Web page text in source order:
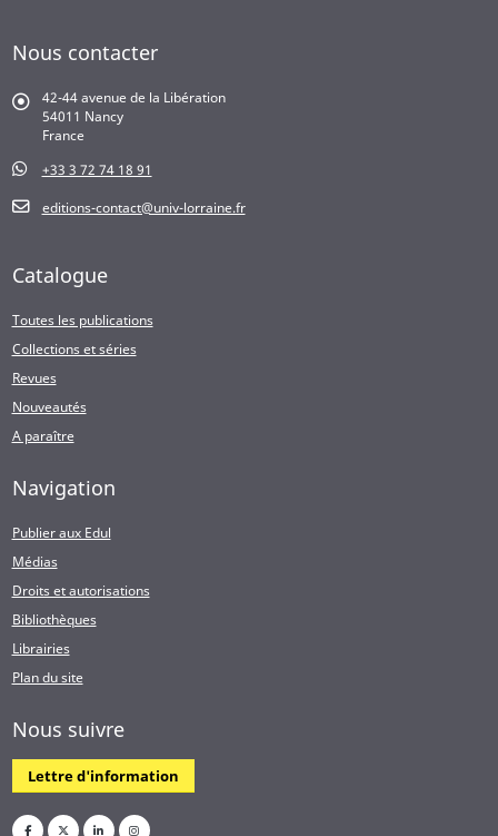
Nous contacter
42-44 avenue de la Libération
54011 Nancy
France
+33 3 72 74 18 91
editions-contact@univ-lorraine.fr
Catalogue
Toutes les publications
Collections et séries
Revues
Nouveautés
A paraître
Navigation
Publier aux Edul
Médias
Droits et autorisations
Bibliothèques
Librairies
Plan du site
Nous suivre
Lettre d'information